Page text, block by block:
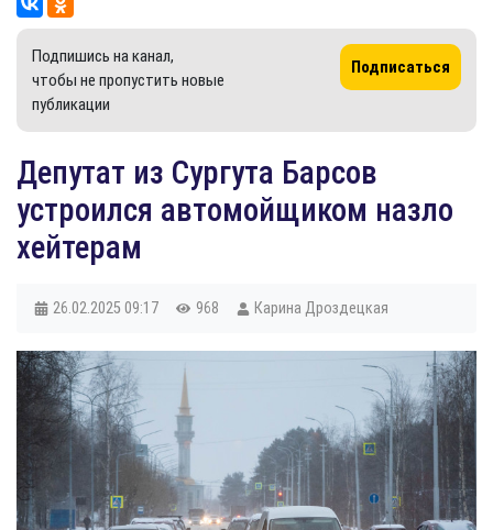
Подпишись на канал,
чтобы не пропустить новые
публикации
Подписаться
Депутат из Сургута Барсов
устроился автомойщиком назло
хейтерам
26.02.2025 09:17 968 Карина Дроздецкая